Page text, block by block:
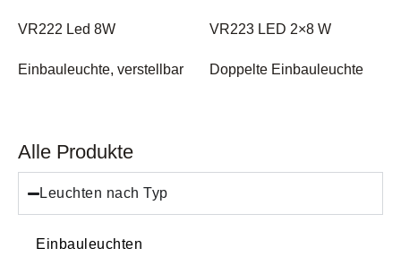
Alle Produkte
Leuchten nach Typ
Einbauleuchten
VR222 Led 8W
Einbauleuchte, verstellbar
VR223 LED 2×8 W
Doppelte Einbauleuchte